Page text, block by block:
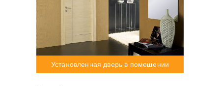
Установленная дверь в помещении